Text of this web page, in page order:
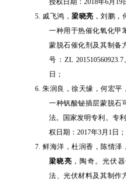
授权日期：2018年6月19
5. 戚飞鸿，梁晓亮 ，刘鹏，
一种用于热催化氧化甲
蒙脱石催化剂及其制备
号：ZL
日；
6. 朱润良，徐天缘，何宏平
一种钒酸铋插层蒙脱石
法。国家发明专利。专
权日期：2017年3月1日；
7. 鲜海洋，杜润香，陈情泽
梁晓亮 ，陶奇。光伏
法、光伏材料及其制作